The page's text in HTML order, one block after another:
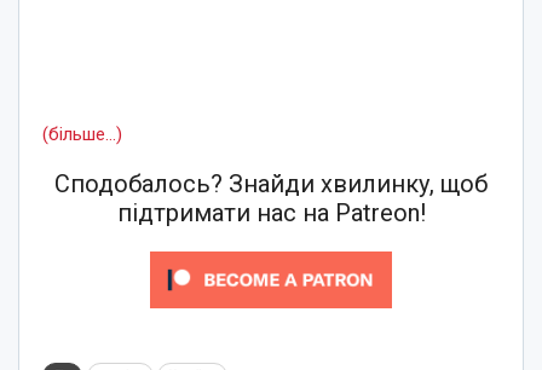
(більше…)
Сподобалось? Знайди хвилинку, щоб
підтримати нас на Patreon!